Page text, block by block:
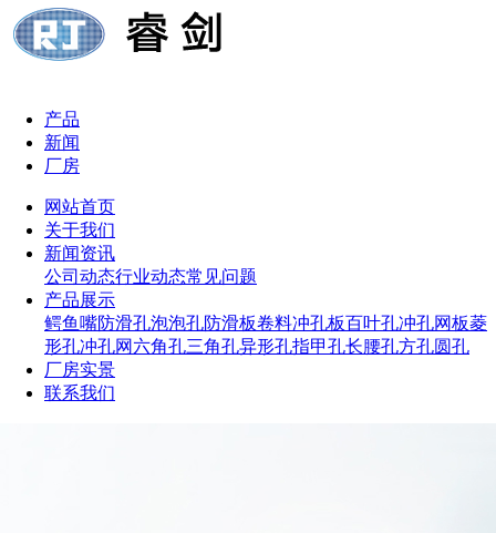
产品
新闻
厂房
网站首页
关于我们
新闻资讯
公司动态行业动态常见问题
产品展示
鳄鱼嘴防滑孔泡泡孔防滑板卷料冲孔板百叶孔冲孔网板菱
形孔冲孔网 六角孔三角孔异形孔指甲孔长腰孔方孔圆孔
厂房实景
联系我们